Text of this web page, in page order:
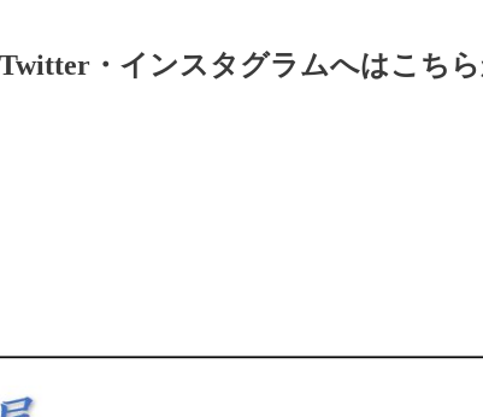
・インスタグラムへはこちら